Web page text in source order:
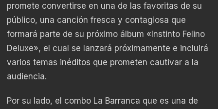
promete convertirse en una de las favoritas de su
público, una canción fresca y contagiosa que
formará parte de su próximo álbum «Instinto Felino
Deluxe», el cual se lanzará próximamente e incluirá
varios temas inéditos que prometen cautivar a la
audiencia.
Por su lado, el combo La Barranca que es una de